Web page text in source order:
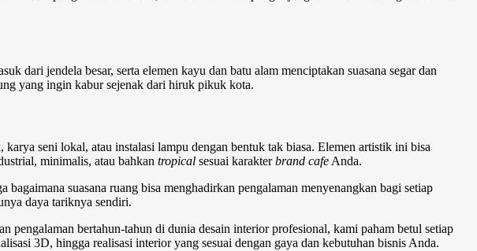
dari jendela besar, serta elemen kayu dan batu alam menciptakan suasana segar dan
yang ingin kabur sejenak dari hiruk pikuk kota.
seni lokal, atau instalasi lampu dengan bentuk tak biasa. Elemen artistik ini bisa
minimalis, atau bahkan tropical sesuai karakterbrand cafe Anda.
bagaimana suasana ruang bisa menghadirkan pengalaman menyenangkan bagi setiap
daya tariknya sendiri.
bertahun-tahun di dunia desain interior profesional, kami paham betul setiap
3D, hingga realisasi interior yang sesuai dengan gaya dan kebutuhan bisnis Anda.